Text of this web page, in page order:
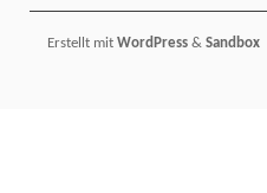
Erstellt mit WordPress & Sandbox